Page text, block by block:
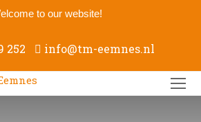
to our website!
252 info@tm-eemnes.nl